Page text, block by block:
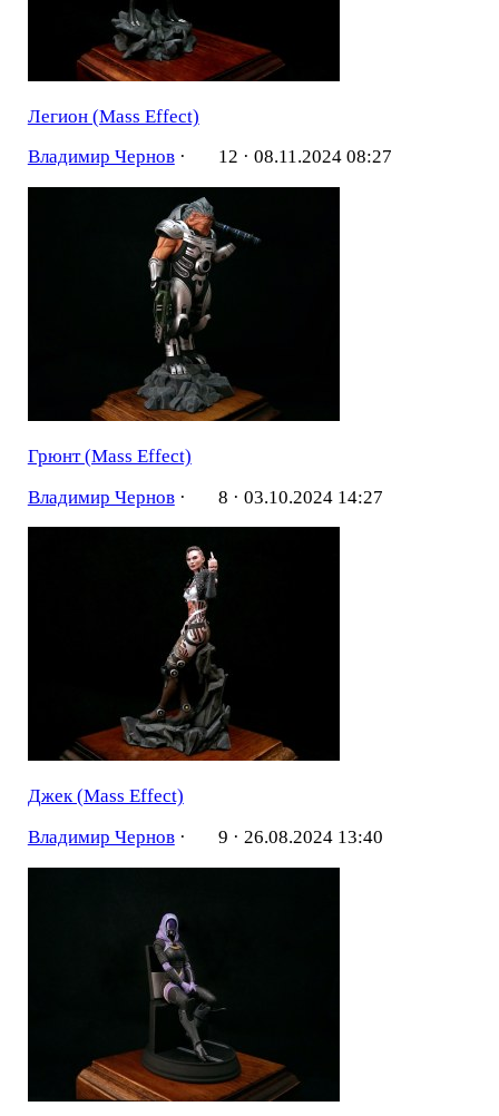
Легион (Mass Effect)
Владимир Чернов· 12 · 08.11.2024 08:27
Грюнт (Mass Effect)
Владимир Чернов· 8 · 03.10.2024 14:27
Джек (Mass Effect)
Владимир Чернов· 9 · 26.08.2024 13:40